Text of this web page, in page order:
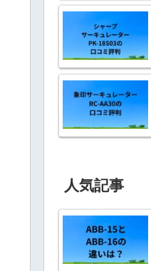
人気記事